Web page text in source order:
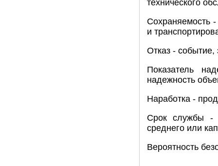
технического
Сохраняемость
и
Отказ -
Показатель
надежность
Наработка -
Срок службы -
среднего или
Вероятность